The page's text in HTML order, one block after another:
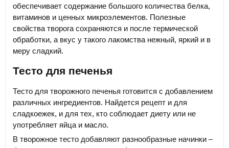
обеспечивает содержание большого количества белка,
витаминов и ценных микроэлементов. Полезные
свойства творога сохраняются и после термической
обработки, а вкус у такого лакомства нежный, яркий и в
меру сладкий.
Тесто для печенья
Тесто для творожного печенья готовится с добавлением
различных ингредиентов. Найдется рецепт и для
сладкоежек, и для тех, кто соблюдает диету или не
употребляет яйца и масло.
В творожное тесто добавляют разнообразные начинки –